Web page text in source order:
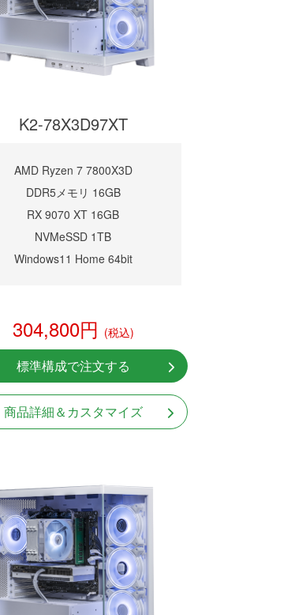
K2-78X3D97XT
AMD Ryzen 7 7800X3D
DDR5メモリ 16GB
RX 9070 XT 16GB
NVMeSSD 1TB
Windows11 Home 64bit
304,800円 (税込)
標準構成で注文する
商品詳細＆カスタマイズ